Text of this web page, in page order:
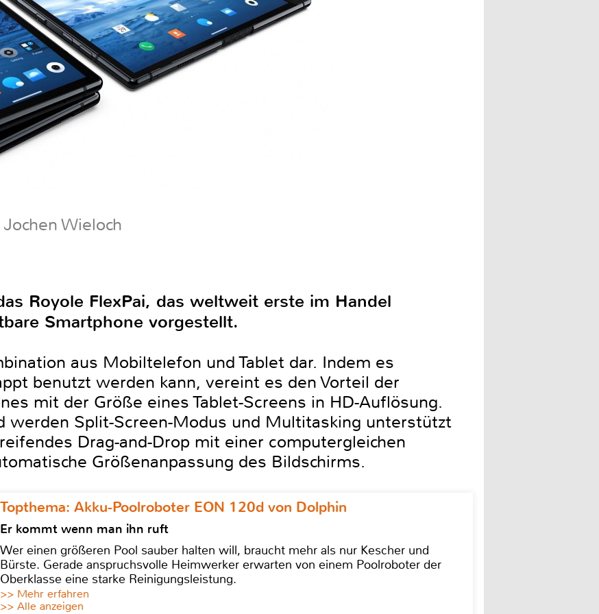
Wieloch
Royole FlexPai, das weltweit erste im Handel
Smartphone vorgestellt.
aus Mobiltelefon und Tablet dar. Indem es
benutzt werden kann, vereint es den Vorteil der
mit der Größe eines Tablet-Screens in HD-Auflösung.
werden Split-Screen-Modus und Multitasking unterstützt
Drag-and-Drop mit einer computergleichen
Größenanpassung des Bildschirms.
Topthema: Akku-Poolroboter EON 120d von Dolphin
Er kommt wenn man ihn ruft
Wer einen größeren Pool sauber halten will, braucht mehr als nur Kescher und
Bürste. Gerade anspruchsvolle Heimwerker erwarten von einem Poolroboter der
Oberklasse eine starke Reinigungsleistung.
>> Mehr erfahren
>> Alle anzeigen